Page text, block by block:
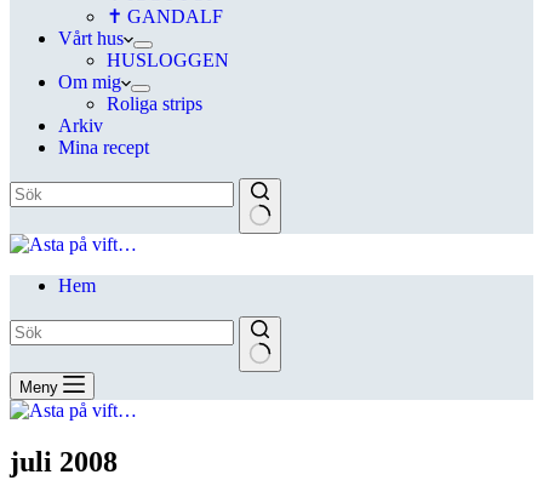
✝ GANDALF
Vårt hus
HUSLOGGEN
Om mig
Roliga strips
Arkiv
Mina recept
Hem
Meny
juli 2008